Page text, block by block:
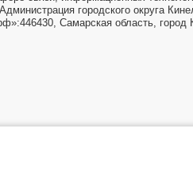
городского округа
Самарская область,